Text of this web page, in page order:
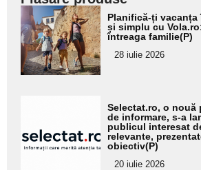
Adaugă
aici textul
pentru
subtitlu
Planifică-ți vacanța
și simplu cu
întreaga familie(P)
28 iulie 2026
pentru
subtitlu
Selectat.ro, o nouă
de informare, s-a
publicul interesat
relevante,
obiectiv(P)
20 iulie 2026